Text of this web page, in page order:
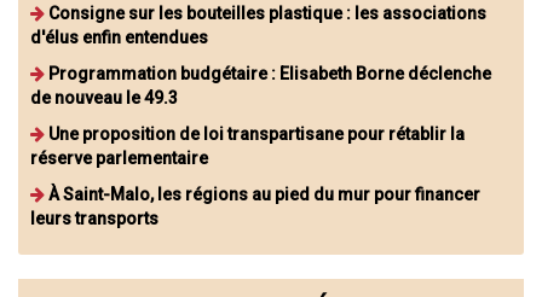
Consigne sur les bouteilles plastique : les associations
d'élus enfin entendues
Programmation budgétaire : Elisabeth Borne déclenche
de nouveau le 49.3
Une proposition de loi transpartisane pour rétablir la
réserve parlementaire
À Saint-Malo, les régions au pied du mur pour financer
leurs transports